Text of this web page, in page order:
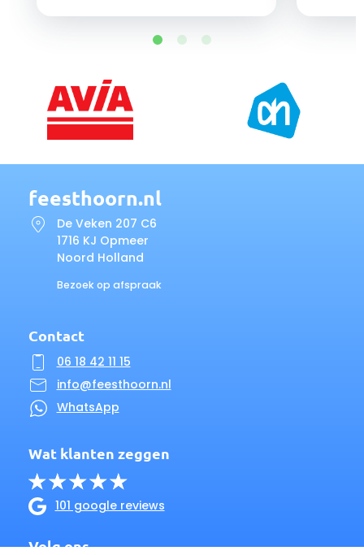
feesthoorn.nl
De Veken 207 C6
1716 KJ Opmeer
Noord Holland
Bezoek op afspraak
Contact
06 18 42 11 15
info@feesthoorn.nl
WhatsApp
Wat klanten zeggen
101 google reviews
Volg ons